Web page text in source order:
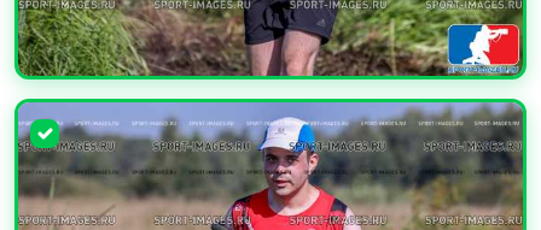
УВЕЛИЧИТЬ